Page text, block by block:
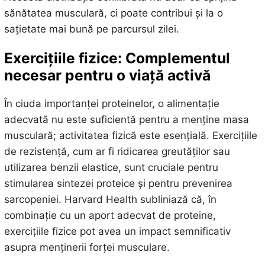
sănătatea musculară, ci poate contribui și la o
sațietate mai bună pe parcursul zilei.
Exercițiile fizice: Complementul
necesar pentru o viață activă
În ciuda importanței proteinelor, o alimentație
adecvată nu este suficientă pentru a menține masa
musculară; activitatea fizică este esențială. Exercițiile
de rezistență, cum ar fi ridicarea greutăților sau
utilizarea benzii elastice, sunt cruciale pentru
stimularea sintezei proteice și pentru prevenirea
sarcopeniei. Harvard Health subliniază că, în
combinație cu un aport adecvat de proteine,
exercițiile fizice pot avea un impact semnificativ
asupra menținerii forței musculare.